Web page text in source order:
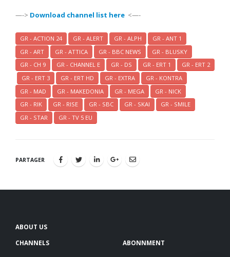
—-> Download channel list here <—-
GR - ACTION 24 GR - ALERT GR - ALPH
GR - ANT 1
GR - ART
GR - ATTICA GR - BBC NEWS
GR - BLUSKY
GR - CH 9
GR - CHANNEL E GR - DS GR - ERT 1
GR - ERT 2
GR - ERT 3
GR - ERT HD GR - EXTRA
GR - KONTRA
GR - MAD
GR - MAKEDONIA GR - MEGA
GR - NICK
GR - RIK
GR - RISE GR - SBC GR - SKAI
GR - SMILE
GR - STAR
GR - TV 5 EU
PARTAGER
ABOUT US
CHANNELS
ABONNMENT